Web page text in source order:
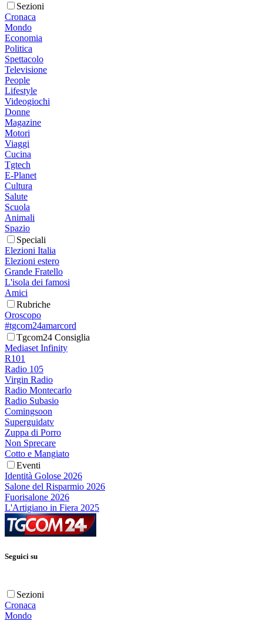
Sezioni
Cronaca
Mondo
Economia
Politica
Spettacolo
Televisione
People
Lifestyle
Videogiochi
Donne
Magazine
Motori
Viaggi
Cucina
Tgtech
E-Planet
Cultura
Salute
Scuola
Animali
Spazio
Speciali
Elezioni Italia
Elezioni estero
Grande Fratello
L'isola dei famosi
Amici
Rubriche
Oroscopo
#tgcom24amarcord
Tgcom24 Consiglia
Mediaset Infinity
R101
Radio 105
Virgin Radio
Radio Montecarlo
Radio Subasio
Comingsoon
Superguidatv
Zuppa di Porro
Non Sprecare
Cotto e Mangiato
Eventi
Identità Golose 2026
Salone del Risparmio 2026
Fuorisalone 2026
L'Artigiano in Fiera 2025
Seguici su
Sezioni
Cronaca
Mondo